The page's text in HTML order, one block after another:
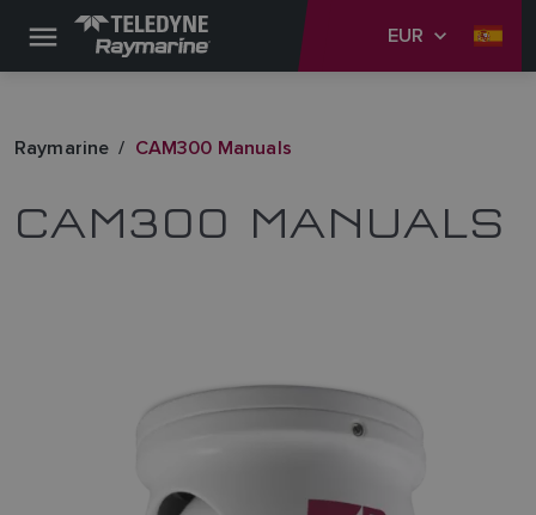
EUR
Raymarine CAM300 Manuals
CAM300 MANUALS